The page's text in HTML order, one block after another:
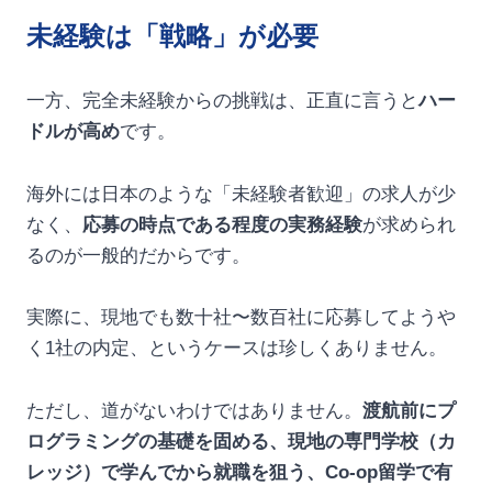
未経験は「戦略」が必要
一方、完全未経験からの挑戦は、正直に言うとハー
ドルが高めです。
海外には日本のような「未経験者歓迎」の求人が少
なく、 応募の時点である程度の実務経験が求められ
るのが一般的だからです。
実際に、現地でも数十社〜数百社に応募してようや
く1社の内定、というケースは珍しくありません。
ただし、道がないわけではありません。 渡航前にプ
ログラミングの基礎を固める、現地の専門学校（カ
レッジ）で学んでから就職を狙う、Co-op留学で有